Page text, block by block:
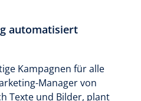
automatisiert
Kampagnen für alle
Manager von
Texte und Bilder, plant